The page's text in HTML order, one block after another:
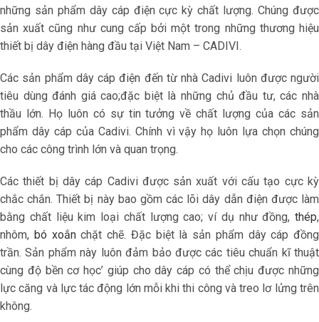
những sản phẩm dây cáp điện cực kỳ chất lượng. Chúng được
sản xuất cũng như cung cấp bởi một trong những thương hiệu
thiết bị dây điện hàng đầu tại Việt Nam – CADIVI.
Các sản phẩm dây cáp điện đến từ nhà Cadivi luôn được người
tiêu dùng đánh giá cao;đặc biệt là những chủ đầu tư, các nhà
thầu lớn. Họ luôn có sự tin tưởng về chất lượng của các sản
phẩm dây cáp của Cadivi. Chính vì vậy họ luôn lựa chọn chúng
cho các công trình lớn và quan trọng.
Các thiết bị dây cáp Cadivi được sản xuất với cấu tạo cực kỳ
chắc chắn. Thiết bị này bao gồm các lõi dây dẫn điện được làm
bằng chất liệu kim loại chất lượng cao; ví dụ như đồng, thép,
nhôm, bó xoắnchặt chẽ. Đặc biệt là sản phẩm dây cáp đồng
trần. Sản phẩm này luôn đảm bảo được các tiêu chuẩn kĩ thuật
cùng độ bền cơ học’ giúp cho dây cáp có thể chịu được những
lực căng và lực tác động lớn mỗi khi thi công và treo lơ lửng trên
không.